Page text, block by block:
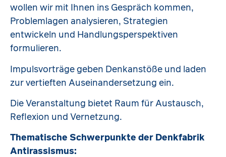
wollen wir mit Ihnen ins Gespräch kommen,
Problemlagen analysieren, Strategien
entwickeln und Handlungsperspektiven
formulieren.
Impulsvorträge geben Denkanstöße und laden
zur vertieften Auseinandersetzung ein.
Die Veranstaltung bietet Raum für Austausch,
Reflexion und Vernetzung.
Thematische Schwerpunkte der Denkfabrik
Antirassismus: